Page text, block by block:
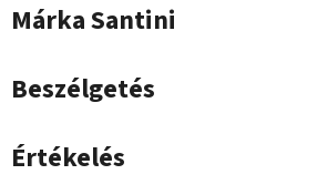
MárkaSantini
Beszélgetés
Értékelés